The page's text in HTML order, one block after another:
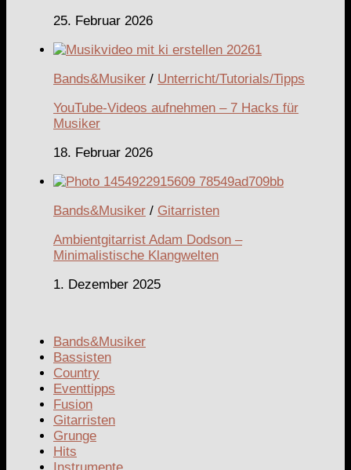
25. Februar 2026
Bands&Musiker / Unterricht/Tutorials/Tipps
YouTube-Videos aufnehmen – 7 Hacks für
Musiker
18. Februar 2026
Bands&Musiker / Gitarristen
Ambientgitarrist Adam Dodson –
Minimalistische Klangwelten
1. Dezember 2025
Bands&Musiker
Bassisten
Country
Eventtipps
Fusion
Gitarristen
Grunge
Hits